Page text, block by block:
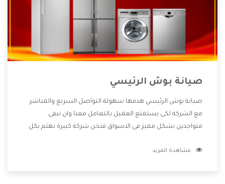
صيانة بوش الرئيسي
صيانة بوش الرئيسي هدفها سهولة التواصل السريع والمباشر
مع الشركة لكى يستمتع العميل بالتعامل معنا وان نبقى
متواجدين بشكل مميز فى الاسواق فنحن شركة كبيرة نهتم بكل
الشركة بها والتى تكون منها خدمة الصيانة التى تكون من أهم
مشاهدة المزيد